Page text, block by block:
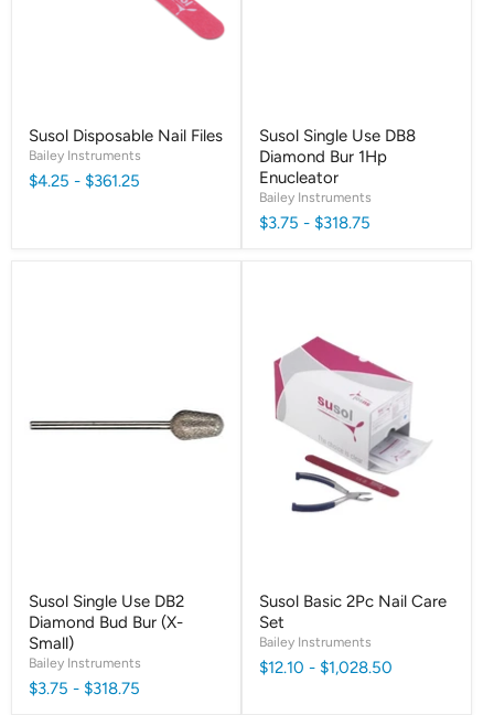
Susol Disposable Nail Files
Bailey Instruments
$4.25 - $361.25
Susol Single Use DB8
Diamond Bur 1Hp
Enucleator
Bailey Instruments
$3.75 - $318.75
Susol Single Use DB2
Diamond Bud Bur (X-
Small)
Bailey Instruments
$3.75 - $318.75
Susol Basic 2Pc Nail Care
Set
Bailey Instruments
$12.10 - $1,028.50